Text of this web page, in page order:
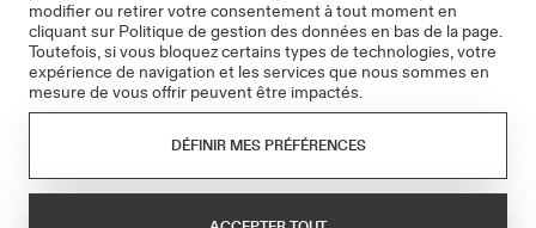
Politique de gestion des données
modifier ou retirer votre consentement à tout moment en
cliquant sur Politique de gestion des données en bas de la page.
Toutefois, si vous bloquez certains types de technologies, votre
expérience de navigation et les services que nous sommes en
mesure de vous offrir peuvent être impactés.
DÉFINIR MES PRÉFÉRENCES